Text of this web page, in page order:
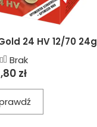
24 HV 12/70 24g
Brak
zł